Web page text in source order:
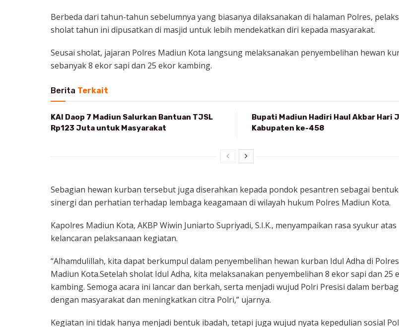
Berbeda dari tahun-tahun sebelumnya yang biasanya dilaksanakan di halaman Polres,
sholat tahun ini dipusatkan di masjid untuk lebih mendekatkan diri kepada masyarakat.
Seusai sholat, jajaran Polres Madiun Kota langsung melaksanakan penyembelihan hewan
sebanyak 8 ekor sapi dan 25 ekor kambing.
Berita Terkait
KAI Daop 7 Madiun Salurkan Bantuan TJSL
Rp123 Juta untuk Masyarakat
Bupati Madiun Hadiri Haul Akbar Hari
Kabupaten ke-458
Sebagian hewan kurban tersebut juga diserahkan kepada pondok pesantren sebagai bentuk
sinergi dan perhatian terhadap lembaga keagamaan di wilayah hukum Polres Madiun Kota.
Kapolres Madiun Kota, AKBP Wiwin Juniarto Supriyadi, S.I.K., menyampaikan rasa syukur atas
kelancaran pelaksanaan kegiatan.
“Alhamdulillah, kita dapat berkumpul dalam penyembelihan hewan kurban Idul Adha di Polres
Madiun Kota.Setelah sholat Idul Adha, kita melaksanakan penyembelihan 8 ekor sapi dan 25
kambing. Semoga acara ini lancar dan berkah, serta menjadi wujud Polri Presisi dalam
dengan masyarakat dan meningkatkan citra Polri,” ujarnya.
Kegiatan ini tidak hanya menjadi bentuk ibadah, tetapi juga wujud nyata kepedulian sosial